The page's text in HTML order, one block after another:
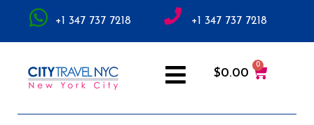
+1 347 737 7218 +1 347 737 7218
$0.00